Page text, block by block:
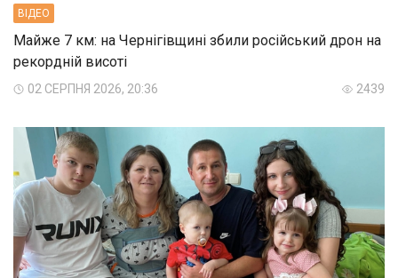
ВIДЕО
Майже 7 км: на Чернігівщині збили російський дрон на
рекордній висоті
02 СЕРПНЯ 2026, 20:36 2439